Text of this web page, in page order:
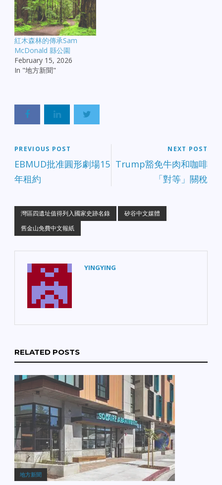
紅木森林的傳承Sam
McDonald 縣公園
February 15, 2026
In "地方新聞"
PREVIOUS POST
EBMUD批准圓形劇場15
年租約
NEXT POST
Trump豁免牛肉和咖啡
「對等」關稅
灣區四遺址值得列入國家史跡名錄
矽谷中文媒體
舊金山免費中文報紙
YINGYING
RELATED POSTS
地方新聞